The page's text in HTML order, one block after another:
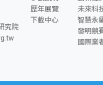
Line」
往「facebook」
窗前往「youtube」
究院
歷年展覽
下載中心
未來科
智慧永
發明競
國際業